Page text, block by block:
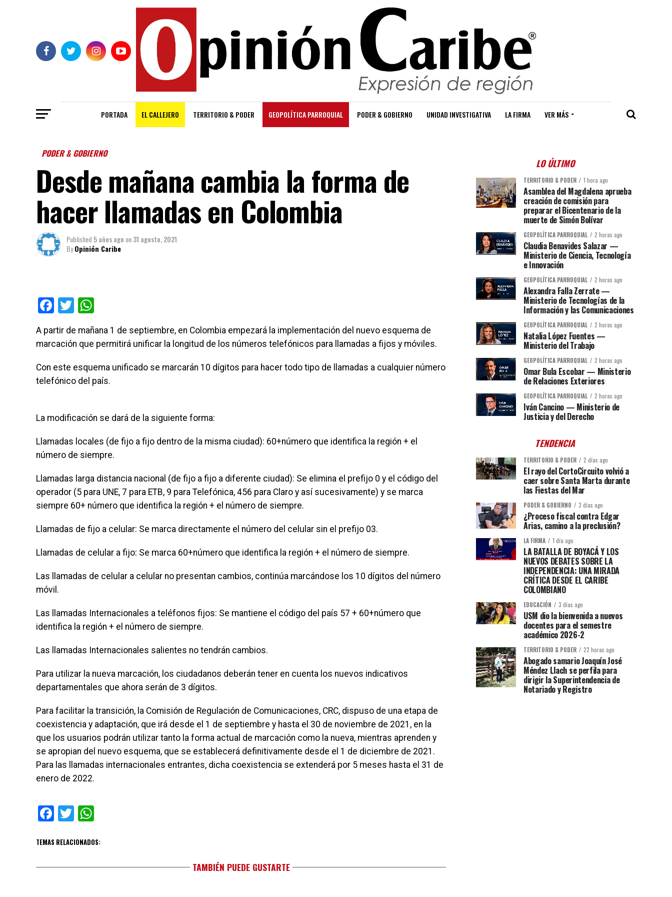
PORTADA EL CALLEJERO TERRITORIO & PODER GEOPOLÍTICA PARROQUIAL PODER & GOBIERNO UNIDAD INVESTIGATIVA LA FIRMA VER MÁS
PODER & GOBIERNO
Desde mañana cambia la forma de
hacer llamadas en Colombia
Published 5 años ago on31 agosto, 2021
ByOpinión Caribe
Facebook
Twitter
A partir de mañana 1 de septiembre, en Colombia empezará la implementación del nuevo esquema de
marcación que permitirá unificar la longitud de los números telefónicos para llamadas a fijos y móviles.
Con este esquema unificado se marcarán 10 dígitos para hacer todo tipo de llamadas a cualquier número
telefónico del país.
La modificación se dará de la siguiente forma:
Llamadas locales (de fijo a fijo dentro de la misma ciudad): 60+número que identifica la región + el
número de siempre.
Llamadas larga distancia nacional (de fijo a fijo a diferente ciudad): Se elimina el prefijo 0 y el código del
operador (5 para UNE, 7 para ETB, 9 para Telefónica, 456 para Claro y así sucesivamente) y se marca
siempre 60+ número que identifica la región + el número de siempre.
Llamadas de fijo a celular: Se marca directamente el número del celular sin el prefijo 03.
Llamadas de celular a fijo: Se marca 60+número que identifica la región + el número de siempre.
Las llamadas de celular a celular no presentan cambios, continúa marcándose los 10 dígitos del número
móvil.
Las llamadas Internacionales a teléfonos fijos: Se mantiene el código del país 57 + 60+número que
identifica la región + el número de siempre.
Las llamadas Internacionales salientes no tendrán cambios.
Para utilizar la nueva marcación, los ciudadanos deberán tener en cuenta los nuevos indicativos
departamentales que ahora serán de 3 dígitos.
Para facilitar la transición, la Comisión de Regulación de Comunicaciones, CRC, dispuso de una etapa de
coexistencia y adaptación, que irá desde el 1 de septiembre y hasta el 30 de noviembre de 2021, en la
que los usuarios podrán utilizar tanto la forma actual de marcación como la nueva, mientras aprenden y
se apropian del nuevo esquema, que se establecerá definitivamente desde el 1 de diciembre de 2021.
Para las llamadas internacionales entrantes, dicha coexistencia se extenderá por 5 meses hasta el 31 de
enero de 2022.
Facebook
Twitter
TEMAS RELACIONADOS:
TAMBIÉN PUEDE GUSTARTE
LO ÚLTIMO
TERRITORIO & PODER 1 hora ago
Asamblea del Magdalena aprueba
creación de comisión para
preparar el Bicentenario de la
muerte de Simón Bolívar
GEOPOLÍTICA PARROQUIAL 2 horas ago
Claudia Benavides Salazar —
Ministerio de Ciencia, Tecnología
e Innovación
GEOPOLÍTICA PARROQUIAL 2 horas ago
Alexandra Falla Zerrate —
Ministerio de Tecnologías de la
Información y las Comunicaciones
GEOPOLÍTICA PARROQUIAL 2 horas ago
Natalia López Fuentes —
Ministerio del Trabajo
GEOPOLÍTICA PARROQUIAL 2 horas ago
Omar Bula Escobar — Ministerio
de Relaciones Exteriores
GEOPOLÍTICA PARROQUIAL 2 horas ago
Iván Cancino — Ministerio de
Justicia y del Derecho
TENDENCIA
TERRITORIO & PODER 2 días ago
El rayo del CortoCircuito volvió a
caer sobre Santa Marta durante
las Fiestas del Mar
PODER & GOBIERNO 3 días ago
¿Proceso fiscal contra Edgar
Arias, camino a la preclusión?
LA FIRMA 1 día ago
LA BATALLA DE BOYACÁ Y LOS
NUEVOS DEBATES SOBRE LA
INDEPENDENCIA: UNA MIRADA
CRÍTICA DESDE EL CARIBE
COLOMBIANO
EDUCACIÓN 3 días ago
USM dio la bienvenida a nuevos
docentes para el semestre
académico 2026-2
TERRITORIO & PODER 22 horas ago
Abogado samario Joaquín José
Méndez Llach se perfila para
dirigir la Superintendencia de
Notariado y Registro